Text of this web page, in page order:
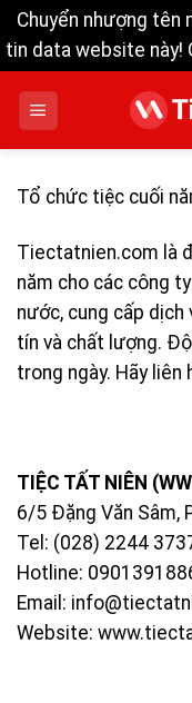
Chuyển nhượng tên
tin data website này!
nội
Tổ chức tiệc cuối
Tiectatnien.com là
năm cho các công
nước, cung cấp
tín và chất lượng.
trong ngày. Hãy
TIỆC TẤT NIÊN
6/5 Đặng Văn Sâm,
Tel: (028) 2244
Hotline:
Email:
Website: